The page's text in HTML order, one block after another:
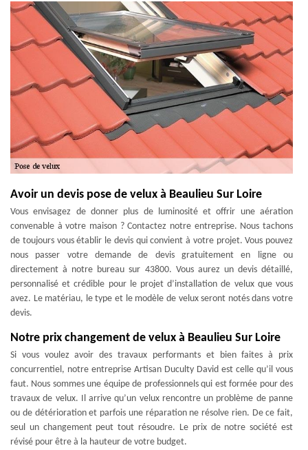
Avoir un devis pose de velux à Beaulieu Sur Loire
Vous envisagez de donner plus de luminosité et offrir une aération
convenable à votre maison ? Contactez notre entreprise. Nous tachons
de toujours vous établir le devis qui convient à votre projet. Vous pouvez
nous passer votre demande de devis gratuitement en ligne ou
directement à notre bureau sur 43800. Vous aurez un devis détaillé,
personnalisé et crédible pour le projet d’installation de velux que vous
avez. Le matériau, le type et le modèle de velux seront notés dans votre
devis.
Notre prix changement de velux à Beaulieu Sur Loire
Si vous voulez avoir des travaux performants et bien faites à prix
concurrentiel, notre entreprise Artisan Duculty David est celle qu’il vous
faut. Nous sommes une équipe de professionnels qui est formée pour des
travaux de velux. Il arrive qu’un velux rencontre un problème de panne
ou de détérioration et parfois une réparation ne résolve rien. De ce fait,
seul un changement peut tout résoudre. Le prix de notre société est
révisé pour être à la hauteur de votre budget.